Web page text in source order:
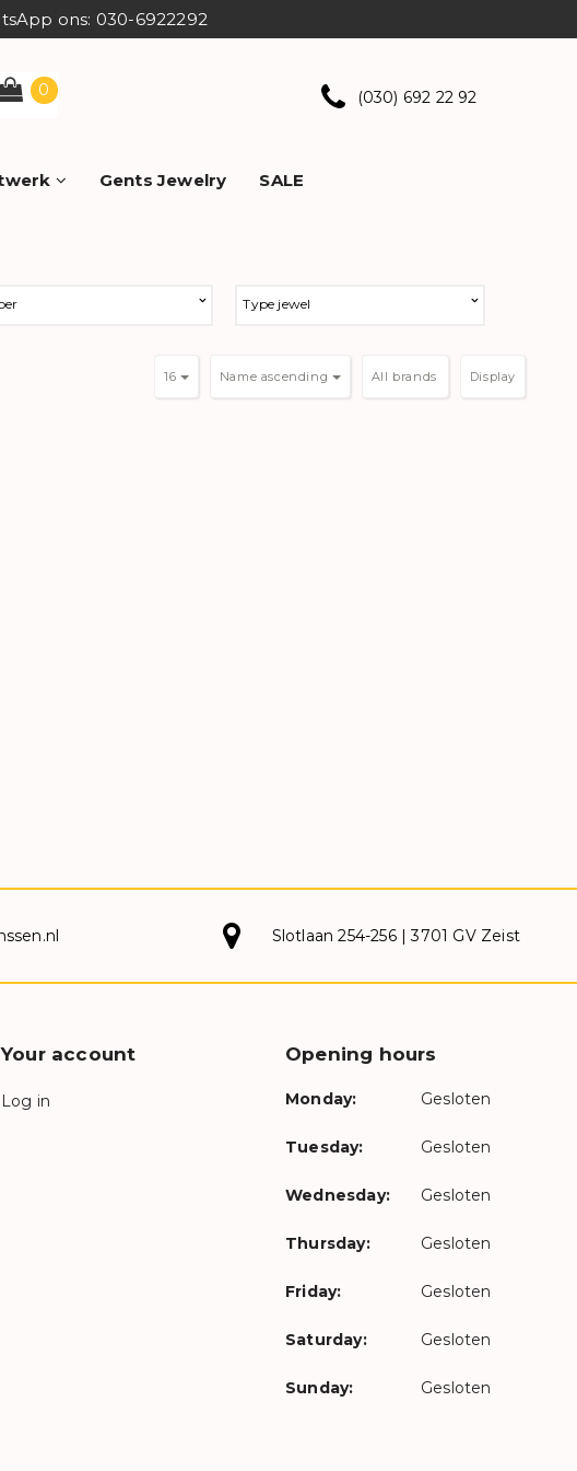
ons: 030-6922292
0 (030) 692 22 92
Gents Jewelry SALE
Type jewel
Display
Name ascending
16
Slotlaan 254-256 | 3701 GV Zeist
Your account
Log in
Opening hours
Monday: Gesloten
Tuesday: Gesloten
Wednesday: Gesloten
Thursday: Gesloten
Friday: Gesloten
Saturday: Gesloten
Sunday: Gesloten